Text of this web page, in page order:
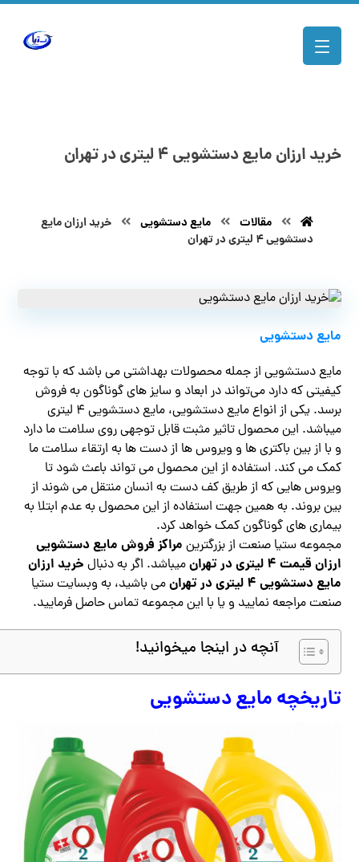
خرید ارزان مایع دستشویی ۴ لیتری در تهران
مقالات مایع دستشویی
خرید ارزان مایع
دستشویی ۴ لیتری در تهران
مایع دستشویی
مایع دستشویی از جمله محصولات بهداشتی می باشد که با توجه
کیفیتی که دارد می‌تواند در ابعاد و سایز های گوناگون به فروش
برسد. یکی از انواع مایع دستشویی، مایع دستشویی ۴ لیتری
میباشد. این محصول تاثیر مثبت قابل توجهی روی سلامت ما دارد
و با از بین باکتری ها و ویروس ها از دست ها به ارتقاء سلامت ما
کمک می کند. استفاده از این محصول می تواند باعث شود تا
ویروس هایی که از طریق کف دست به انسان منتقل می شوند از
بین بروند. به همین جهت استفاده از این محصول به عدم ابتلا به
بیماری‌ های گوناگون کمک خواهد کرد.
مجموعه ستیا صنعت از بزرگترین مراکز فروش مایع دستشویی
ارزان قیمت ۴ لیتری در تهران
میباشد. اگر به دنبال خرید ارزان
مایع دستشویی ۴ لیتری در تهران
می باشید، به وبسایت ستیا
صنعت مراجعه نمایید و یا با این مجموعه تماس حاصل فرمایید.
آنچه در اینجا میخوانید!
تاریخچه مایع دستشویی